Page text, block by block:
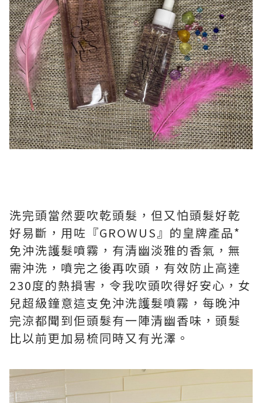
洗完頭當然要吹乾頭髮，但又怕頭髮好乾
好易斷，用咗『GROWUS』的皇牌產品*
免沖洗護髮噴霧，有清幽淡雅的香氣，無
需沖洗，噴完之後再吹頭，有效防止高達
230度的熱損害，令我吹頭吹得好安心，女
兒超級鐘意這支免沖洗護髮噴霧，每晚沖
完涼都聞到佢頭髮有一陣清幽香味，頭髮
比以前更加易梳同時又有光澤。